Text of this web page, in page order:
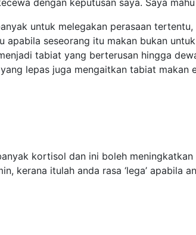
dengan keputusan saya. Saya
untuk melegakan perasaan
seseorang itu makan bukan
tabiat yang berterusan hingga
lepas juga mengaitkan tabiat
kortisol dan ini boleh
kerana itulah anda rasa ‘lega’ apabila